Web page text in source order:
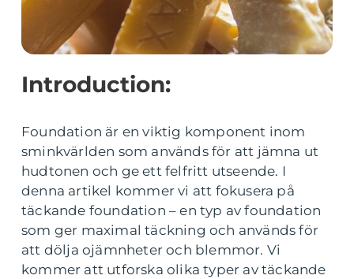
Introduction:
Foundation är en viktig komponent inom
sminkvärlden som används för att jämna ut
hudtonen och ge ett felfritt utseende. I
denna artikel kommer vi att fokusera på
täckande foundation – en typ av foundation
som ger maximal täckning och används för
att dölja ojämnheter och blemmor. Vi
kommer att utforska olika typer av täckande